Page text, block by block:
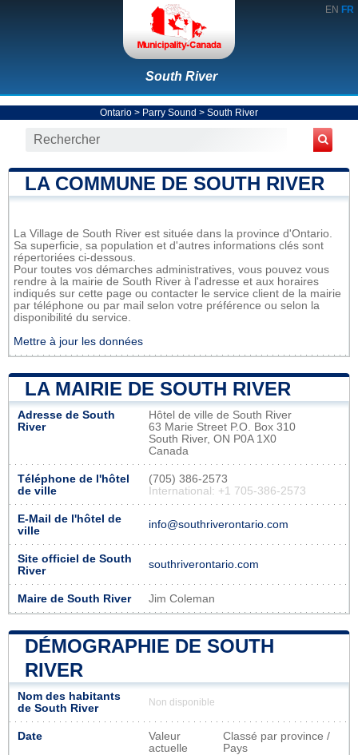
EN FR
South River
Ontario > Parry Sound > South River
LA COMMUNE DE SOUTH RIVER
La Village de South River est située dans la province d'Ontario.
Sa superficie, sa population et d'autres informations clés sont
répertoriées ci-dessous.
Pour toutes vos démarches administratives, vous pouvez vous
rendre à la mairie de South River à l'adresse et aux horaires
indiqués sur cette page ou contacter le service client de la mairie
par téléphone ou par mail selon votre préférence ou selon la
disponibilité du service.
Mettre à jour les données
LA MAIRIE DE SOUTH RIVER
Adresse de South
River
Hôtel de ville de South River
63 Marie Street P.O. Box 310
South River, ON P0A 1X0
Canada
Téléphone de l'hôtel
de ville
(705) 386-2573
International: +1 705-386-2573
E-Mail de l'hôtel de
ville
info@southriverontario.com
Site officiel de South
River
southriverontario.com
Maire de South River Jim Coleman
DÉMOGRAPHIE DE SOUTH
RIVER
Nom des habitants
de South River
Non disponible
Date
Valeur
actuelle
Classé par province /
Pays